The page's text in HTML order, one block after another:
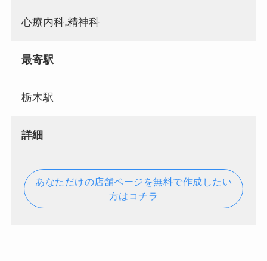
心療内科,精神科
最寄駅
栃木駅
詳細
あなただけの店舗ページを無料で作成したい
方はコチラ